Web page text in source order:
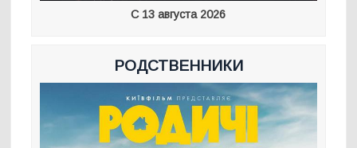
С 13 августа 2026
РОДСТВЕННИКИ